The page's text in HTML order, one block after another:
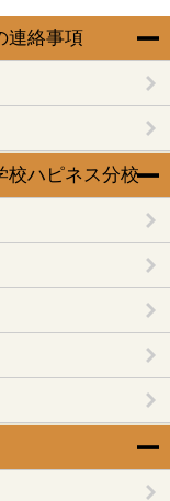
連絡事項
校ハピネス分校